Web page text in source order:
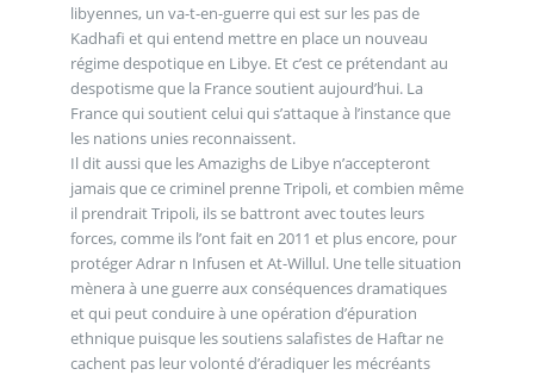
libyennes, un va-t-en-guerre qui est sur les pas de
Kadhafi et qui entend mettre en place un nouveau
régime despotique en Libye. Et c’est ce prétendant au
despotisme que la France soutient aujourd’hui. La
France qui soutient celui qui s’attaque à l’instance que
les nations unies reconnaissent.
Il dit aussi que les Amazighs de Libye n’accepteront
jamais que ce criminel prenne Tripoli, et combien même
il prendrait Tripoli, ils se battront avec toutes leurs
forces, comme ils l’ont fait en 2011 et plus encore, pour
protéger Adrar n Infusen et At-Willul. Une telle situation
mènera à une guerre aux conséquences dramatiques
et qui peut conduire à une opération d’épuration
ethnique puisque les soutiens salafistes de Haftar ne
cachent pas leur volonté d’éradiquer les mécréants